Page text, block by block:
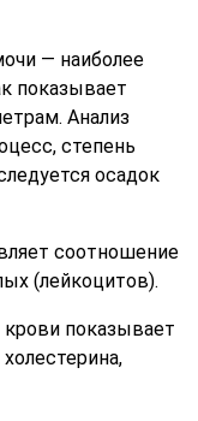
— наиболее
показывает
Анализ
степень
осадок
соотношение
(лейкоцитов).
показывает